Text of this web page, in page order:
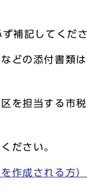
補記してくださ
どの添付書類
を担当する市
ださい。
作成される方